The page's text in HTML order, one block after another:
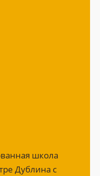
школа
Дублина с